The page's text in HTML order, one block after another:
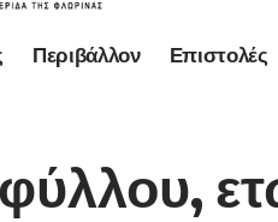
Περιβάλλον Επιστολές